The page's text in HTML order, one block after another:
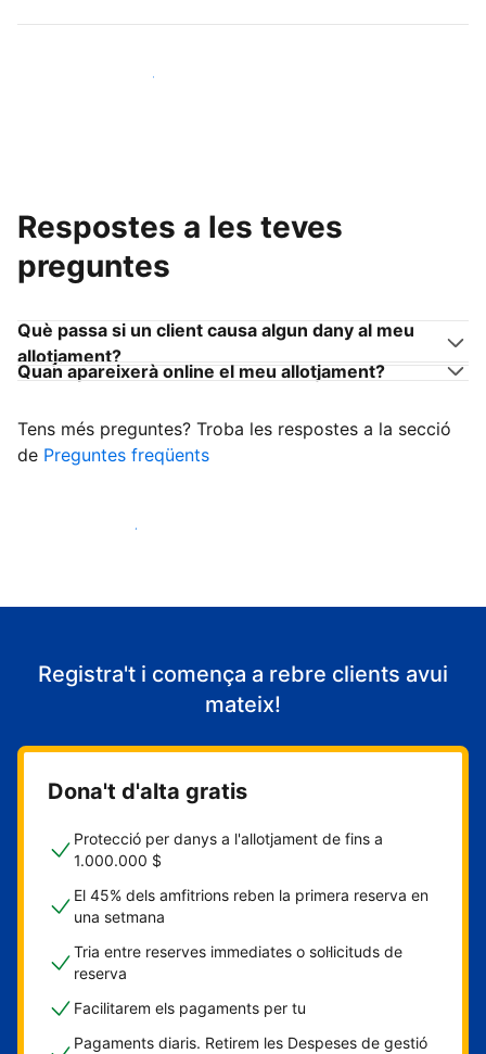
Uneix-te a amfitrions com tu
Respostes a les teves
preguntes
Què passa si un client causa algun dany al meu
allotjament?
Quan apareixerà online el meu allotjament?
Tens més preguntes? Troba les respostes a la secció
de Preguntes freqüents
Comença a rebre clients
Registra't i comença a rebre clients avui
mateix!
Dona't d'alta gratis
Protecció per danys a l'allotjament de fins a
1.000.000 $
El 45% dels amfitrions reben la primera reserva en
una setmana
Tria entre reserves immediates o sol·licituds de
reserva
Facilitarem els pagaments per tu
Pagaments diaris. Retirem les Despeses de gestió